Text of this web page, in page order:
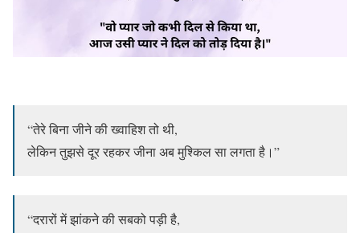
“तेरे बिना जीने की ख्वाहिश तो थी,
लेकिन तुझसे दूर रहकर जीना अब मुश्किल सा लगता है।”
“दरारों में झांकने की सबको पड़ी है,